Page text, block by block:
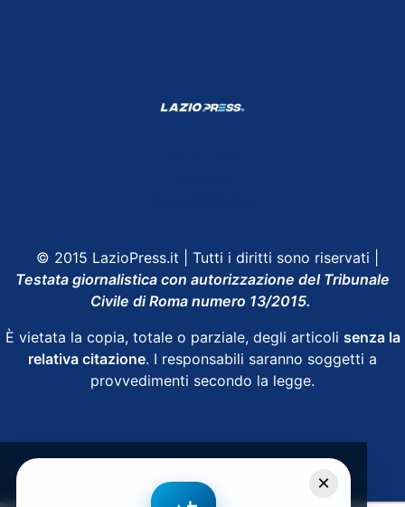
© 2015 LazioPress.it | Tutti i diritti sono riservati |
Testata giornalistica con autorizzazione del Tribunale
Civile di Roma numero 13/2015.
È vietata la copia, totale o parziale, degli articoli senza la
relativa citazione. I responsabili saranno soggetti a
provvedimenti secondo la legge.
×